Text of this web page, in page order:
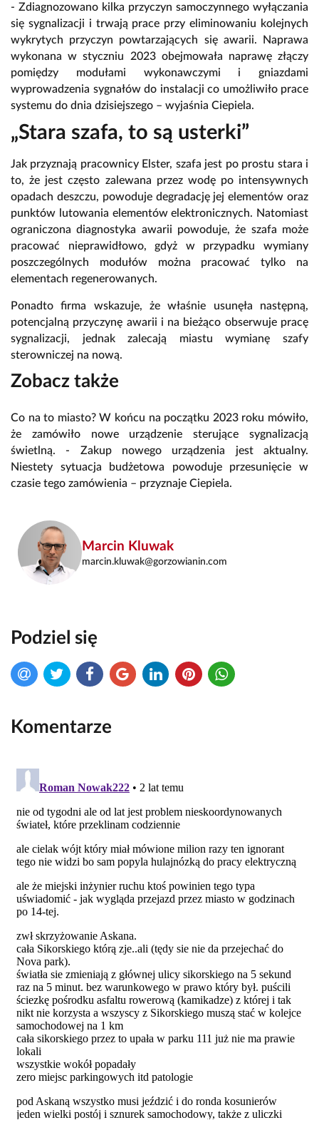
- Zdiagnozowano kilka przyczyn samoczynnego wyłączania
się sygnalizacji i trwają prace przy eliminowaniu kolejnych
wykrytych przyczyn powtarzających się awarii. Naprawa
wykonana w styczniu 2023 obejmowała naprawę złączy
pomiędzy modułami wykonawczymi i gniazdami
wyprowadzenia sygnałów do instalacji co umożliwiło prace
systemu do dnia dzisiejszego – wyjaśnia Ciepiela.
„Stara szafa, to są usterki”
Jak przyznają pracownicy Elster, szafa jest po prostu stara i
to, że jest często zalewana przez wodę po intensywnych
opadach deszczu, powoduje degradację jej elementów oraz
punktów lutowania elementów elektronicznych. Natomiast
ograniczona diagnostyka awarii powoduje, że szafa może
pracować nieprawidłowo, gdyż w przypadku wymiany
poszczególnych modułów można pracować tylko na
elementach regenerowanych.
Ponadto firma wskazuje, że właśnie usunęła następną,
potencjalną przyczynę awarii i na bieżąco obserwuje pracę
sygnalizacji, jednak zalecają miastu wymianę szafy
sterowniczej na nową.
Zobacz także
Co na to miasto? W końcu na początku 2023 roku mówiło,
że zamówiło nowe urządzenie sterujące sygnalizacją
świetlną. - Zakup nowego urządzenia jest aktualny.
Niestety sytuacja budżetowa powoduje przesunięcie w
czasie tego zamówienia – przyznaje Ciepiela.
Marcin Kluwak
marcin.kluwak@gorzowianin.com
Podziel się
Komentarze